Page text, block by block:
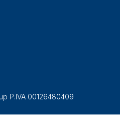
P.IVA 00126480409